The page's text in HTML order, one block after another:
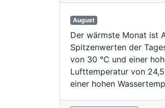
August
Der wärmste Monat ist
Spitzenwerten der
von 30 °C und einer
Lufttemperatur von
einer hohen